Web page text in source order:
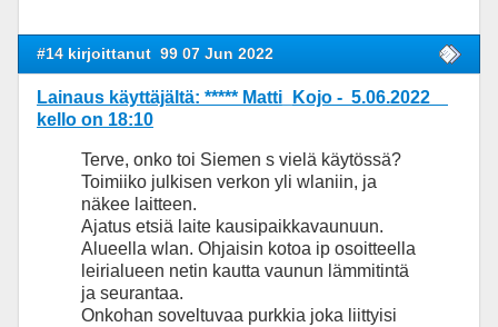
#14 kirjoittanut 99 07 Jun 2022
Lainaus käyttäjältä: ***** Matti_Kojo - 5.06.2022
kello on 18:10
Terve, onko toi Siemen s vielä käytössä?
Toimiiko julkisen verkon yli wlaniin, ja
näkee laitteen.
Ajatus etsiä laite kausipaikkavaunuun.
Alueella wlan. Ohjaisin kotoa ip osoitteella
leirialueen netin kautta vaunun lämmitintä
ja seurantaa.
Onkohan soveltuvaa purkkia joka liittyisi